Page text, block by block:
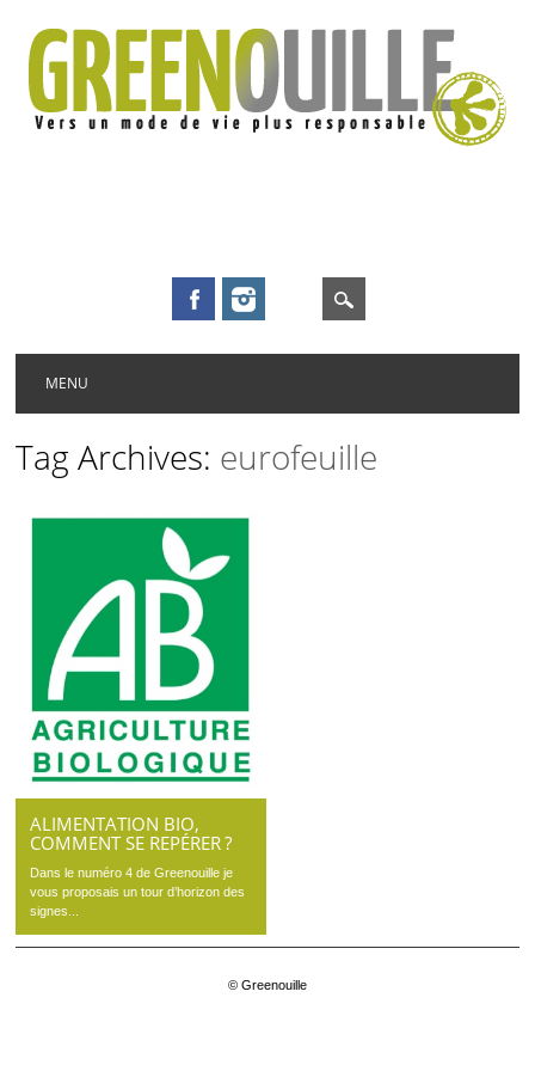
Main menu
MENU
Tag Archives: eurofeuille
ALIMENTATION BIO,
COMMENT SE REPÉRER ?
Dans le numéro 4 de Greenouille je
vous proposais un tour d’horizon des
signes...
© Greenouille